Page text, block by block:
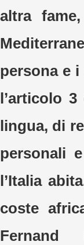
altra
persona e
l’articolo
lingua, di
personali
l’Italia
coste
Fernand